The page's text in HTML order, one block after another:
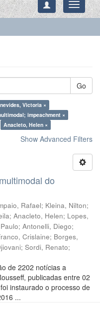
Toggle
Go
Victoria ×
impeachment ×
Anacleto, Helen ×
Show Advanced Filters
do
Rafael; Kleina, Nilton;
; Anacleto, Helen; Lopes,
; Antonelli, Diego;
Crislaine; Borges,
; Sordi, Renato;
de 2202 notícias a
publicadas entre 02
instaurado o processo de
...